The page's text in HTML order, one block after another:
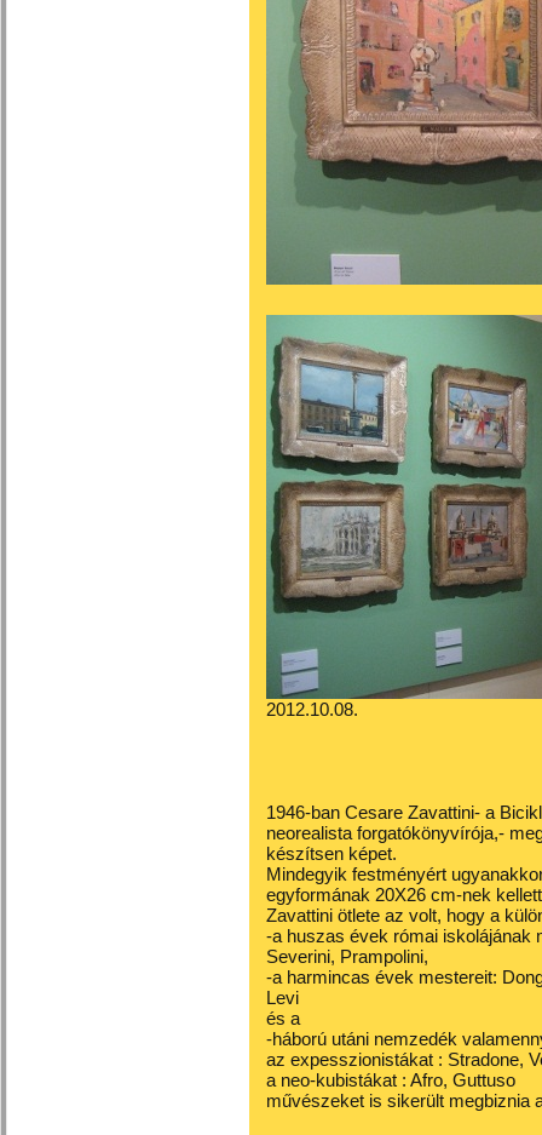
2012.10.08.
1946-ban Cesare Zavattini- a
neorealista forgatókönyvírója,-
készítsen képet.
Mindegyik festményért
egyformának 20X26 cm-nek
Zavattini ötlete az volt, hogy a
-a huszas évek római iskolájának
Severini, Prampolini,
-a harmincas évek mestereit:
Levi
és a
-háború utáni nemzedék
az expesszionistákat : Stradone,
a neo-kubistákat : Afro, Guttuso
művészeket is sikerült megbiznia